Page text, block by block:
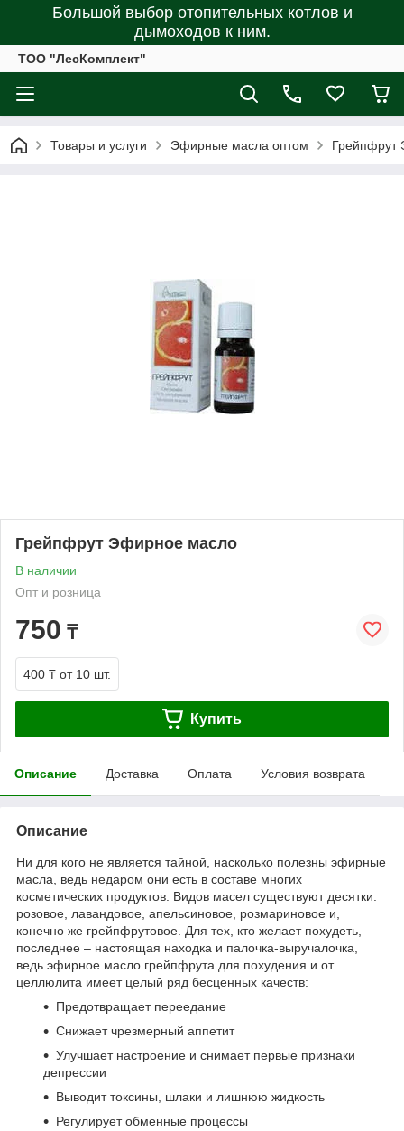
Большой выбор отопительных котлов и
дымоходов к ним.
ТОО "ЛесКомплект"
Товары и услуги Эфирные масла оптом Грейпфрут
Грейпфрут Эфирное масло
В наличии
Опт и розница
750 ₸
400 ₸ от 10 шт.
Купить
Описание Доставка Оплата Условия возврата
Описание
Ни для кого не является тайной, насколько полезны эфирные
масла, ведь недаром они есть в составе многих
косметических продуктов. Видов масел существуют десятки:
розовое, лавандовое, апельсиновое, розмариновое и,
конечно же грейпфрутовое. Для тех, кто желает похудеть,
последнее – настоящая находка и палочка-выручалочка,
ведь эфирное масло грейпфрута для похудения и от
целлюлита имеет целый ряд бесценных качеств:
Предотвращает переедание
Снижает чрезмерный аппетит
Улучшает настроение и снимает первые признаки
депрессии
Выводит токсины, шлаки и лишнюю жидкость
Регулирует обменные процессы